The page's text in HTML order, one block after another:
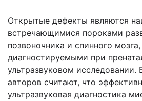
Открытые дефекты являются
встречающимися пороками
позвоночника и спинного мозга,
диагностируемыми при
ультразвуковом исследовании.
авторов считают, что
ультразвуковая диагностика